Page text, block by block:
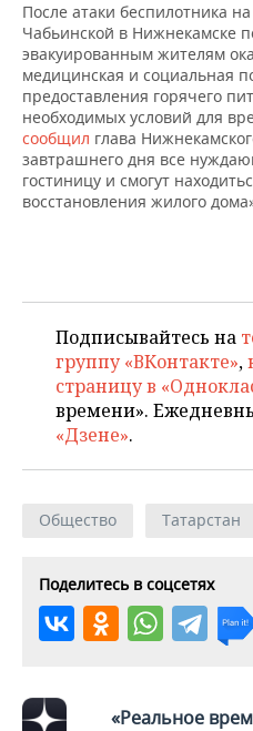
ONLINE-КОНФЕРЕНЦИИ
ОТКРЫТАЯ ЛЕКЦИЯ
ХОККЕЙ
БАСКЕТБОЛ
ВОЛЕЙБОЛ
КИБЕРСПОРТ
ХОККЕЙ С МЯЧОМ
ВЛАСТЬ
ИНФРАСТРУКТУРА
ИСТОРИЯ
КУЛЬТУРА
ПРОИСШЕСТВИЯ
СЮЖЕТЫ
СПРАВОЧНИК
СПИСОК ПЕРСОН
СПИСОК КОМПАНИЙ
ПОЛНАЯ ВЕРСИЯ
После атаки беспилотника
Чабьинской в Нижнекамске
эвакуированным жителям
медицинская и социальная
предоставления горячего
необходимых условий для
сообщил глава
завтрашнего дня все
гостиницу и смогут
восстановления жилого
Подписывайтесь на
группу «ВКонтакте»,
страницу в
времени».
«Дзене».
Общество Татарстан
Поделитесь в соцсетях
«Реальное